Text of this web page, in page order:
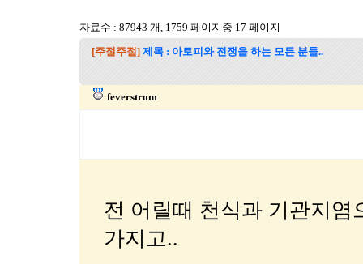
자료수 : 87943 개, 1759 페이지중 17 페이지
[주절주절] 제목 : 아토피와 전쟁을 하는 모든 분들..
feverstrom
전 어릴때 천식과 기관지염
가지고..